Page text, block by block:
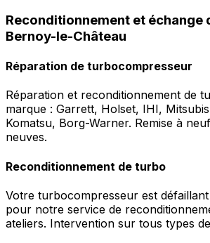
Reconditionnement et échange
Bernoy-le-Château
Réparation de turbocompresseur
Réparation et reconditionnement de
marque : Garrett, Holset, IHI,
Komatsu, Borg-Warner. Remise à
neuves.
Reconditionnement de turbo
Votre turbocompresseur est
pour notre service de
ateliers. Intervention sur tous types